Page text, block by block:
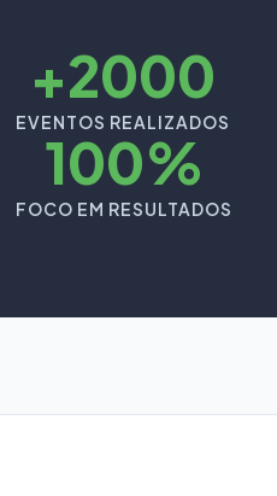
+2000
EVENTOS REALIZADOS
100%
FOCO EM RESULTADOS